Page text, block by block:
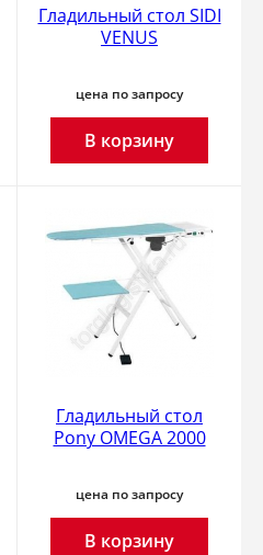
Гладильный стол SIDI
VENUS
цена по запросу
В корзину
Гладильный стол
Pony OMEGA 2000
цена по запросу
В корзину